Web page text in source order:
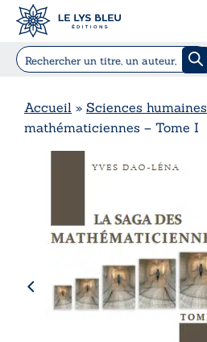
Accueil » Sciences humaines
mathématiciennes – Tome I